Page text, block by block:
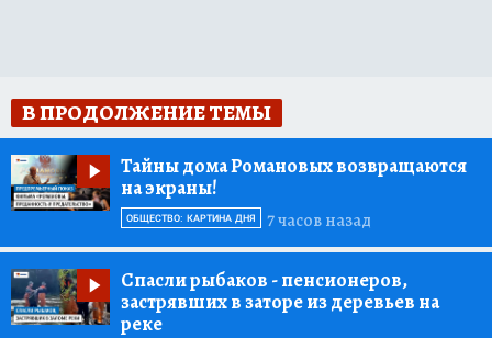
В ПРОДОЛЖЕНИЕ ТЕМЫ
Тайны дома Романовых возвращаются
на экраны!
7 часов назад
ОБЩЕСТВО: КАРТИНА ДНЯ
Спасли рыбаков - пенсионеров,
застрявших в заторе из деревьев на
реке